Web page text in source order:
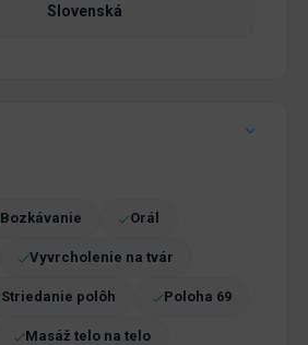
Slovenská
Bozkávanie Orál
Vyvrcholenie na tvár
Striedanie polôh Poloha 69
Masáž telo na telo